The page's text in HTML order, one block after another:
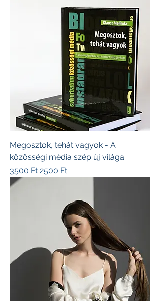
Megosztok, tehát vagyok - A
közösségi média szép új világa
Szokásos ár
3500 Ft Akciós ár
2500 Ft